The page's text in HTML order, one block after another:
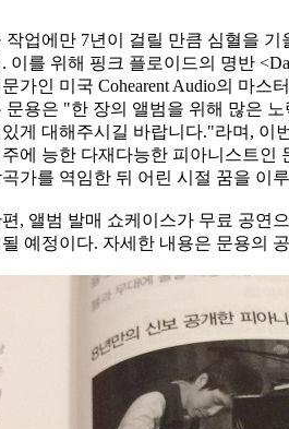
작업에만 7년이 걸릴 만큼 심혈을
이를 위해 핑크 플로이드의 명반
가인 미국 Cohearent Audio의 마
문용은 "한 장의 앨범을 위해 많은
있게 대해주시길 바랍니다."라며, 이
주에 능한 다재다능한 피아니스트인
가를 역임한 뒤 어린 시절 꿈을 이
, 앨범 발매 쇼케이스가 무료 공연
예정이다. 자세한 내용은 문용의